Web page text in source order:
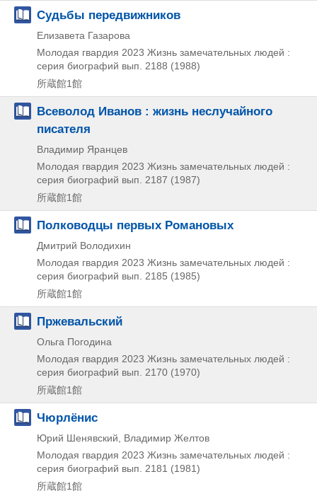
Судьбы передвижников
Елизавета Газарова
Молодая гвардия 2023 Жизнь замечательных людей :
серия биографий вып. 2188 (1988)
所蔵館1館
Всеволод Иванов : жизнь неслучайного
писателя
Владимир Яранцев
Молодая гвардия 2023 Жизнь замечательных людей :
серия биографий вып. 2187 (1987)
所蔵館1館
Полководцы первых Романовых
Дмитрий Володихин
Молодая гвардия 2023 Жизнь замечательных людей :
серия биографий вып. 2185 (1985)
所蔵館1館
Пржевальский
Ольга Погодина
Молодая гвардия 2023 Жизнь замечательных людей :
серия биографий вып. 2170 (1970)
所蔵館1館
Чюрлёнис
Юрий Шенявский, Владимир Желтов
Молодая гвардия 2023 Жизнь замечательных людей :
серия биографий вып. 2181 (1981)
所蔵館1館